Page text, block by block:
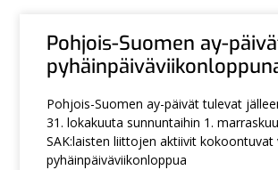
Pohjois-Suomen ay-
Pohjois-Suomen ay-päivät tulevat
31. lokakuuta sunnuntaihin 1.
SAK:laisten liittojen aktiivit kokoontuvat
pyhäinpäiväviikonloppua